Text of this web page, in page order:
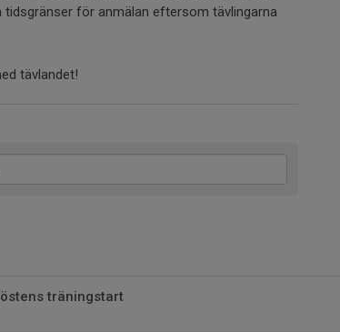
för anmälan eftersom tävlingarna
tävlandet!
träningstart